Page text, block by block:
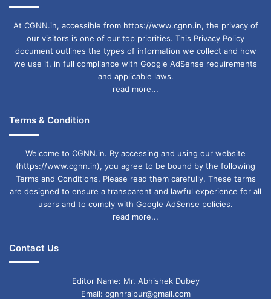
At CGNN.in, accessible from https://www.cgnn.in, the privacy of
our visitors is one of our top priorities. This Privacy Policy
document outlines the types of information we collect and how
we use it, in full compliance with Google AdSense requirements
and applicable laws.
read more...
Terms & Condition
Welcome to CGNN.in. By accessing and using our website
(https://www.cgnn.in), you agree to be bound by the following
Terms and Conditions. Please read them carefully. These terms
are designed to ensure a transparent and lawful experience for all
users and to comply with Google AdSense policies.
read more...
Contact Us
Editor Name: Mr. Abhishek Dubey
Email: cgnnraipur@gmail.com